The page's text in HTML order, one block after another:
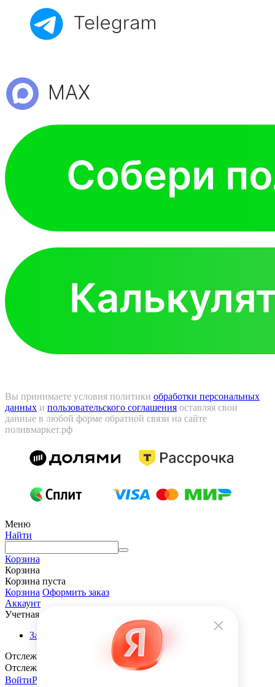
Вы принимаете условия политики обработки персональных
данных и пользовательского соглашения оставляя свои
данные в любой форме обратной связи на сайте
поливмаркет.рф
Меню
Найти
Корзина
Корзина
Корзина пуста
Корзина Оформить заказ
Аккаунт
Учетная запись
Заказы
Отслеживание заказа
Отслеживание заказа
ВойтиРегистрация